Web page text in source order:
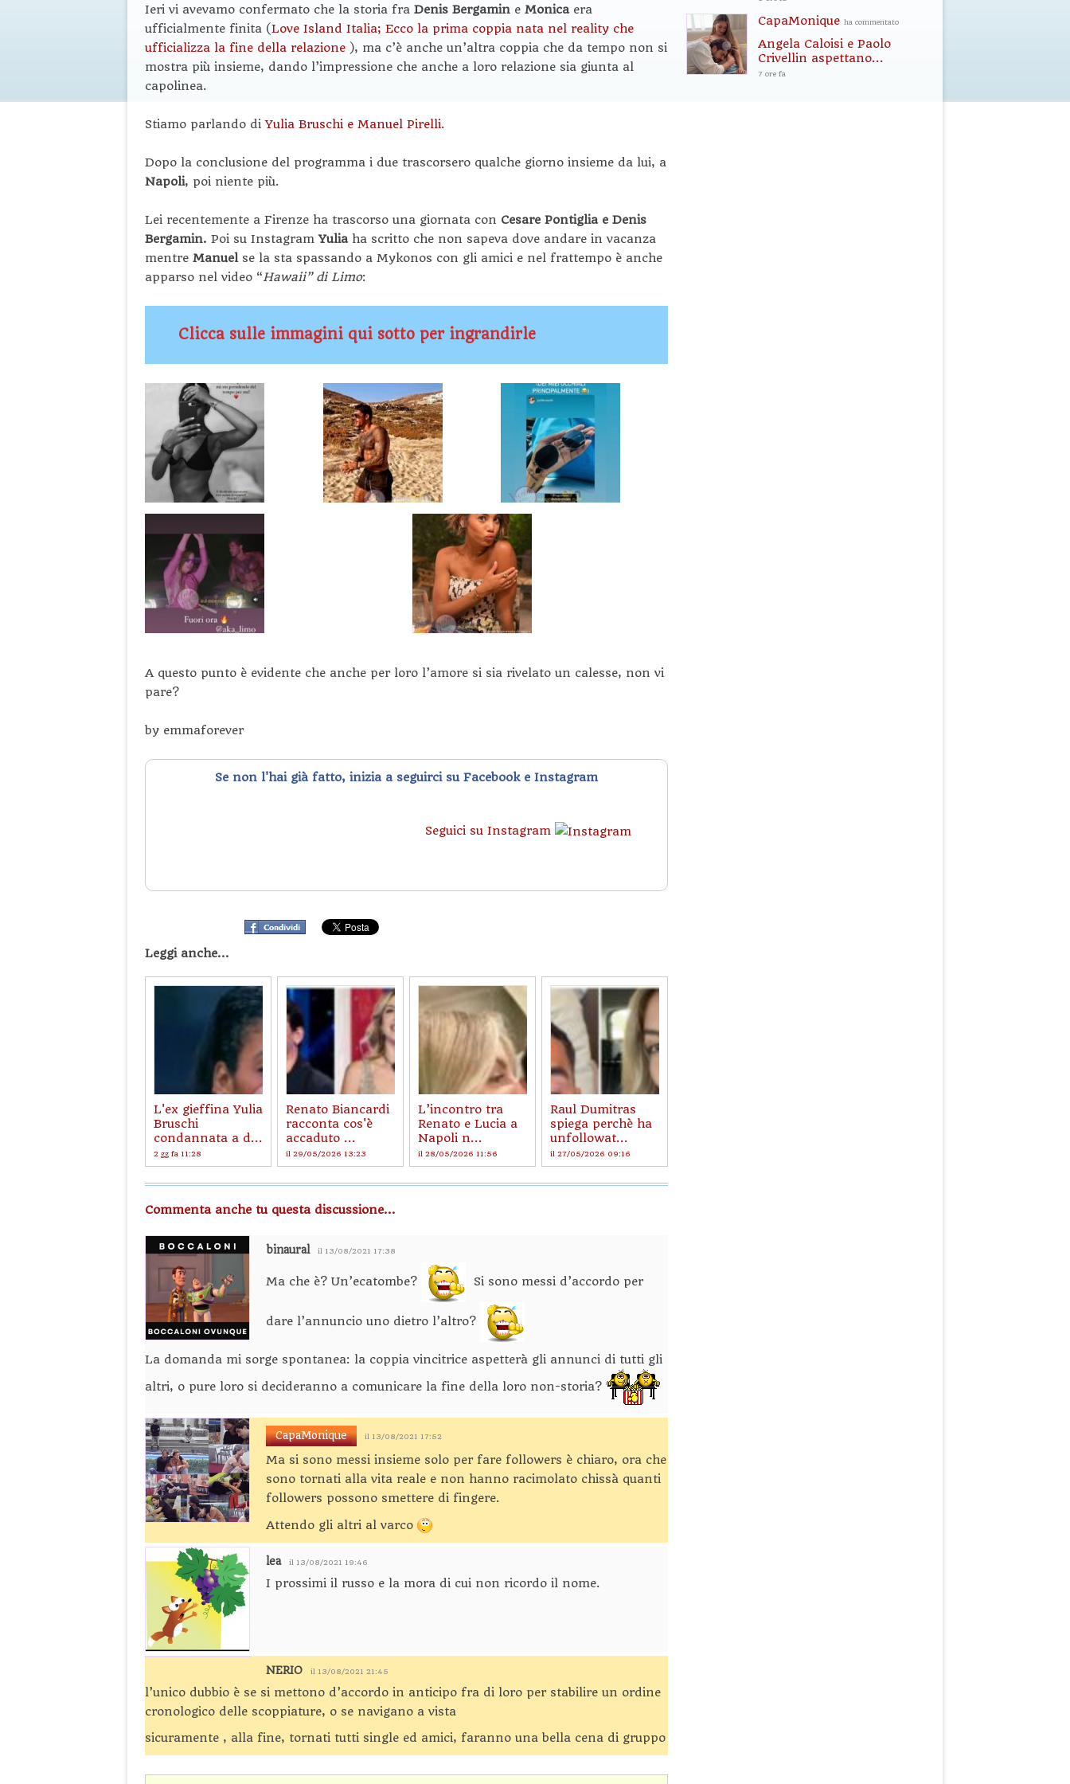
Ieri vi avevamo confermato che la storia fra Denis Bergamin e Monicaera
ufficialmente finita (Love Island Italia; Ecco la prima coppia nata nel reality che
ufficializza la fine della relazione ), ma c’è anche un’altra coppia che da tempo non si
mostra più insieme, dando l’impressione che anche a loro relazione sia giunta al
capolinea.
Stiamo parlando diYulia Bruschi e Manuel Pirelli.
Dopo la conclusione del programma i due trascorsero qualche giorno insieme da lui, a
Napoli, poi niente più.
Lei recentemente a Firenze ha trascorso una giornata con Cesare Pontiglia e Denis
Bergamin. Poi su InstagramYulia ha scritto che non sapeva dove andare in vacanza
mentre Manuel se la sta spassando a Mykonos con gli amici e nel frattempo è anche
apparso nel video “Hawaii” di Limo:
Clicca sulle immagini qui sotto per ingrandirle
A questo punto è evidente che anche per loro l’amore si sia rivelato un calesse, non vi
pare?
by emmaforever
Se non l'hai già fatto, inizia a seguirci su Facebook e Instagram
Seguici su Instagram
Leggi anche...
L'ex gieffina Yulia
Bruschi
condannata a d...
2 gg fa 11:28
Renato Biancardi
racconta cos'è
accaduto ...
il 29/05/2026 13:23
L’incontro tra
Renato e Lucia a
Napoli n...
il 28/05/2026 11:56
Raul Dumitras
spiega perchè ha
unfollowat...
il 27/05/2026 09:16
Commenta anche tu questa discussione...
binaural il 13/08/2021 17:38
Ma che è? Un’ecatombe? Si sono messi d’accordo per
dare l’annuncio uno dietro l’altro?
La domanda mi sorge spontanea: la coppia vincitrice aspetterà gli annunci di tutti gli
altri, o pure loro si decideranno a comunicare la fine della loro non-storia?
CapaMonique il 13/08/2021 17:52
Ma si sono messi insieme solo per fare followers è chiaro, ora che
sono tornati alla vita reale e non hanno racimolato chissà quanti
followers possono smettere di fingere.
Attendo gli altri al varco
lea il 13/08/2021 19:46
I prossimi il russo e la mora di cui non ricordo il nome.
NERIO il 13/08/2021 21:45
l’unico dubbio è se si mettono d’accordo in anticipo fra di loro per stabilire un ordine
cronologico delle scoppiature, o se navigano a vista
sicuramente , alla fine, tornati tutti single ed amici, faranno una bella cena di gruppo
CapaMonique ha commentato
Angela Caloisi e Paolo
Crivellin aspettano...
7 ore fa